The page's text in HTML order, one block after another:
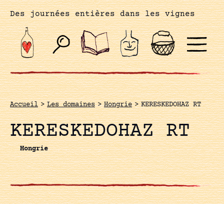
Des journées entières dans les vignes
Accueil > Les domaines > Hongrie > KERESKEDOHAZ RT
KERESKEDOHAZ RT
Hongrie